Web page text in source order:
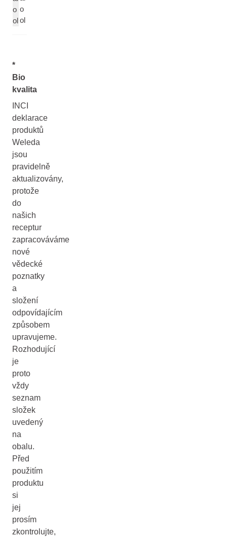
o
ol
o
ol
*
Bio
kvalita
INCI
deklarace
produktů
Weleda
jsou
pravidelně
aktualizovány,
protože
do
našich
receptur
zapracováváme
nové
vědecké
poznatky
a
složení
odpovídajícím
způsobem
upravujeme.
Rozhodující
je
proto
vždy
seznam
složek
uvedený
na
obalu.
Před
použitím
produktu
si
jej
prosím
zkontrolujte,